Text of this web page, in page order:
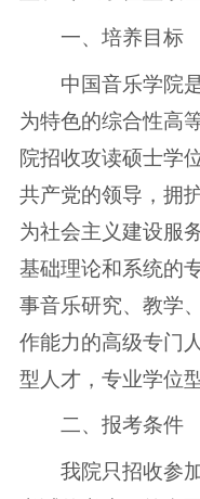
一、培养目标
中国音乐学院是
为特色的综合性高
院招收攻读硕士学
共产党的领导，拥
为社会主义建设服
基础理论和系统的
事音乐研究、教学
作能力的高级专门
型人才，专业学位
二、报考条件
我院只招收参加